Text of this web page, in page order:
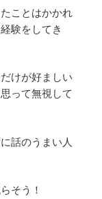
ことはかかれ
験をしてき
けが好ましい
って無視して
話のうまい人
そう！